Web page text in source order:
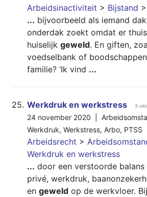
Arbeidsinactiviteit > Bijstand >
... bijvoorbeeld als iemand
onderdak zoekt omdat er
huiselijk geweld. En giften,
voedselbank of
familie? ‘Ik vind ...
25. Werkdruk en werkstress 3
24 november 2020 |
Werkdruk, Werkstress, Arbo, PTSS
Arbeidsrecht >
Werkdruk en werkstress
... door een verstoorde balans
privé, werkdruk,
en geweld op de werkvloer.